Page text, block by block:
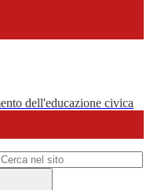
dell'educazione civica